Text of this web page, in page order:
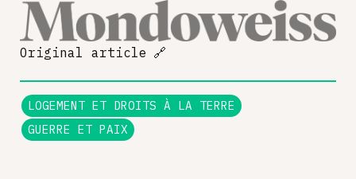
Original article 🔗
LOGEMENT ET DROITS À LA TERRE
GUERRE ET PAIX